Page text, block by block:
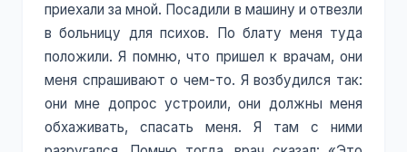
приехали за мной. Посадили в машину и отвезли
в больницу для психов. По блату меня туда
положили. Я помню, что пришел к врачам, они
меня спрашивают о чем-то. Я возбудился так:
они мне допрос устроили, они должны меня
обхаживать, спасать меня. Я там с ними